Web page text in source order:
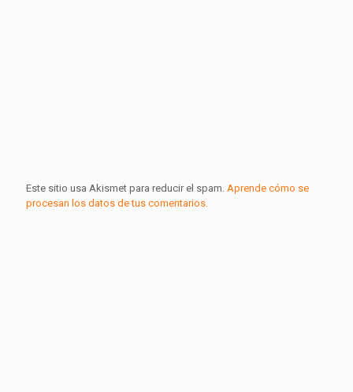
Este sitio usa Akismet para reducir el spam. Aprende cómo se
procesan los datos de tus comentarios.